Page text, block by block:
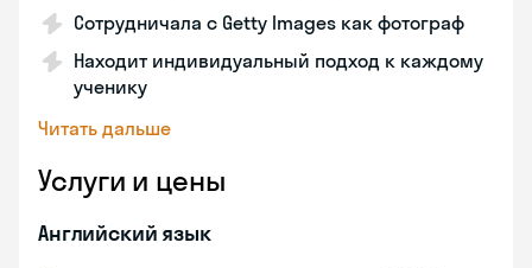
Сотрудничала с Getty Images как фотограф
Находит индивидуальный подход к каждому
ученику
Читать дальше
Услуги и цены
Английский язык